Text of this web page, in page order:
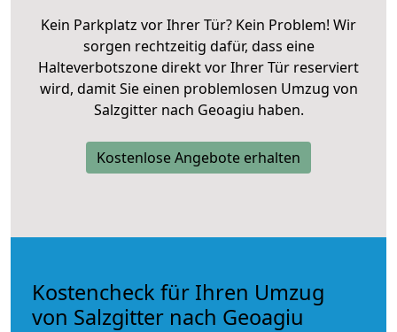
Kein Parkplatz vor Ihrer Tür? Kein Problem! Wir
sorgen rechtzeitig dafür, dass eine
Halteverbotszone direkt vor Ihrer Tür reserviert
wird, damit Sie einen problemlosen Umzug von
Salzgitter nach Geoagiu haben.
Kostenlose Angebote erhalten
Kostencheck für Ihren Umzug
von Salzgitter nach Geoagiu